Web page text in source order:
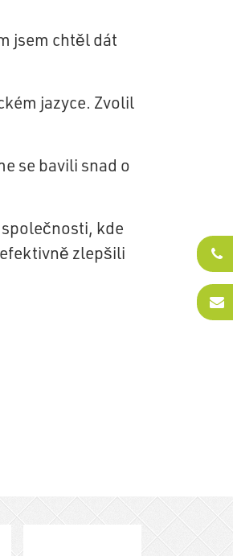
jsem chtěl dát
jazyce. Zvolil
se bavili snad o
společnosti, kde
zlepšili